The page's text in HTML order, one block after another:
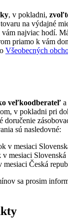
, v pokladni,
na výdajné
najviac hodí.
priamo k vám
Všeobecných
veľkoodberateľ
v pokladni pri
doručenie
sú nasledovné:
v mesiaci
mesiaci Slovenská
Česká
sa prosim